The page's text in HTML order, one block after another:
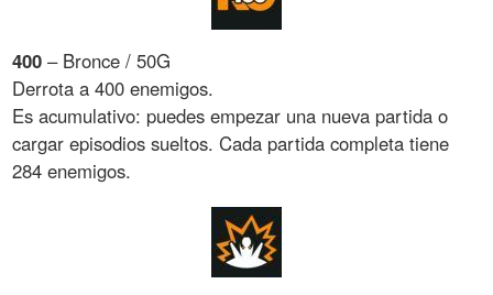
400 – Bronce / 50G
Derrota a 400 enemigos.
Es acumulativo: puedes empezar una nueva partida o
cargar episodios sueltos. Cada partida completa tiene
284 enemigos.